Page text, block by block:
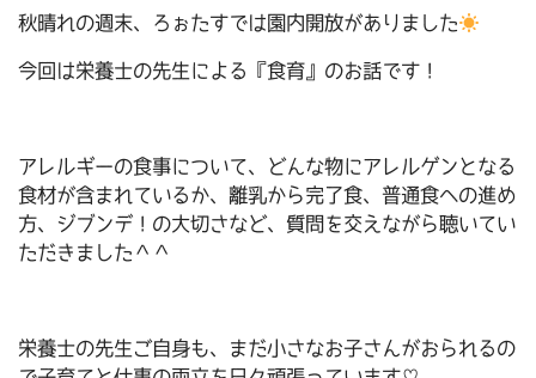
秋晴れの週末、ろぉたすでは園内開放がありました
今回は栄養士の先生による『食育』のお話です！
アレルギーの食事について、どんな物にアレルゲンとなる
食材が含まれているか、離乳から完了食、普通食への進め
方、ジブンデ！の大切さなど、質問を交えながら聴いてい
ただきました＾＾
栄養士の先生ご自身も、まだ小さなお子さんがおられるの